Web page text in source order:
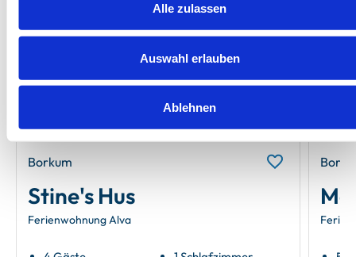
Alle zulassen
Auswahl erlauben
Ablehnen
Borkum
Stine's Hus
Ferienwohnung Alva